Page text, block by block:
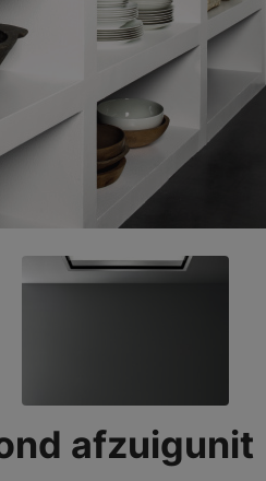
afzuigunit